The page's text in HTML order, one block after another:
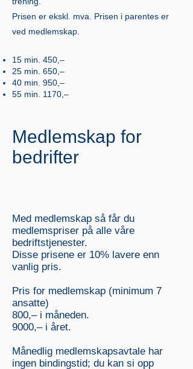
Prisen er ekskl. mva. Prisen i parentes er
ved medlemskap.
15 min. 450,–
25 min. 650,–
40 min. 950,–
55 min. 1170,–
Medlemskap for
bedrifter
Med medlemskap så får du
medlemspriser på alle våre
bedriftstjenester.
Disse prisene er 10% lavere enn
vanlig pris.
Pris for medlemskap (minimum 7
ansatte)
800,–i måneden.
9000,–i året.
Månedlig medlemskapsavtale har
ingen bindingstid; du kan si opp